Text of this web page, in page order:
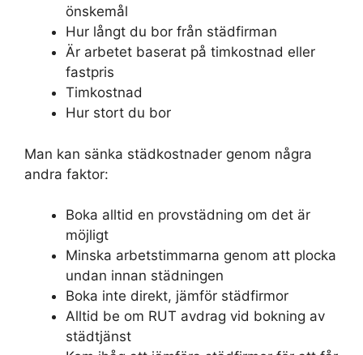
önskemål
Hur långt du bor från städfirman
Är arbetet baserat på timkostnad eller
fastpris
Timkostnad
Hur stort du bor
Man kan sänka städkostnader genom några
andra faktor:
Boka alltid en provstädning om det är
möjligt
Minska arbetstimmarna genom att plocka
undan innan städningen
Boka inte direkt, jämför städfirmor
Alltid be om RUT avdrag vid bokning av
städtjänst